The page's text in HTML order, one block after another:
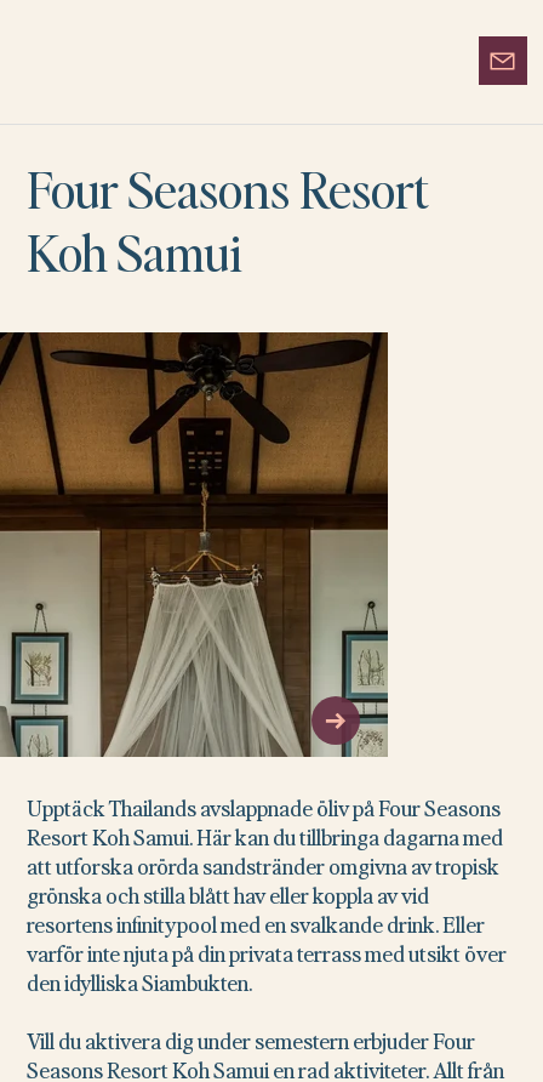
Four Seasons Resort
Koh Samui
Upptäck Thailands avslappnade öliv på Four Seasons
Resort Koh Samui. Här kan du tillbringa dagarna med
att utforska orörda sandstränder omgivna av tropisk
grönska och stilla blått hav eller koppla av vid
resortens infinitypool med en svalkande drink. Eller
varför inte njuta på din privata terrass med utsikt över
den idylliska Siambukten.
Vill du aktivera dig under semestern erbjuder Four
Seasons Resort Koh Samui en rad aktiviteter. Allt från